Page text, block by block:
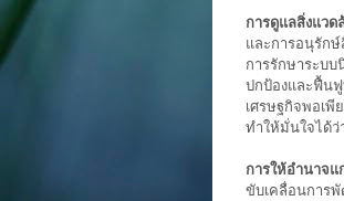
การดูแลสิ่งแว
และการอนุรัก
การรักษาระบ
ปกป้องและฟื้
เศรษฐกิจพอเ
ทำให้มั่นใจได้
การให้อำนาจ
ขับเคลื่อนการ